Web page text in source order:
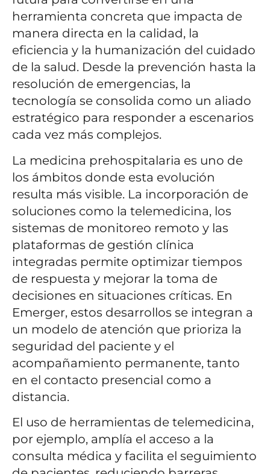
herramienta concreta que impacta de
manera directa en la calidad, la
eficiencia y la humanización del cuidado
de la salud. Desde la prevención hasta la
resolución de emergencias, la
tecnología se consolida como un aliado
estratégico para responder a escenarios
cada vez más complejos.
La medicina prehospitalaria es uno de
los ámbitos donde esta evolución
resulta más visible. La incorporación de
soluciones como la telemedicina, los
sistemas de monitoreo remoto y las
plataformas de gestión clínica
integradas permite optimizar tiempos
de respuesta y mejorar la toma de
decisiones en situaciones críticas. En
Emerger, estos desarrollos se integran a
un modelo de atención que prioriza la
seguridad del paciente y el
acompañamiento permanente, tanto
en el contacto presencial como a
distancia.
El uso de herramientas de telemedicina,
por ejemplo, amplía el acceso a la
consulta médica y facilita el seguimiento